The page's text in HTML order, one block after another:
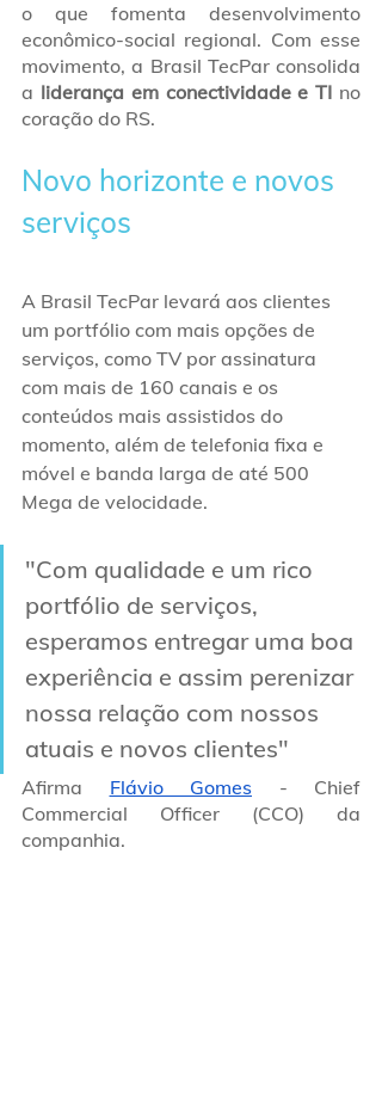
o que fomenta desenvolvimento
econômico-social regional. Com esse
movimento, a Brasil TecPar consolida
a liderança em conectividade e TI no
coração do RS.
Novo horizonte e novos
serviços
A Brasil TecPar levará aos clientes
um portfólio com mais opções de
serviços, como TV por assinatura
com mais de 160 canais e os
conteúdos mais assistidos do
momento, além de telefonia fixa e
móvel e banda larga de até 500
Mega de velocidade.
"Com qualidade e um rico
portfólio de serviços,
esperamos entregar uma boa
experiência e assim perenizar
nossa relação com nossos
atuais e novos clientes"
Afirma Flávio Gomes - Chief
Commercial Officer (CCO) da
companhia.